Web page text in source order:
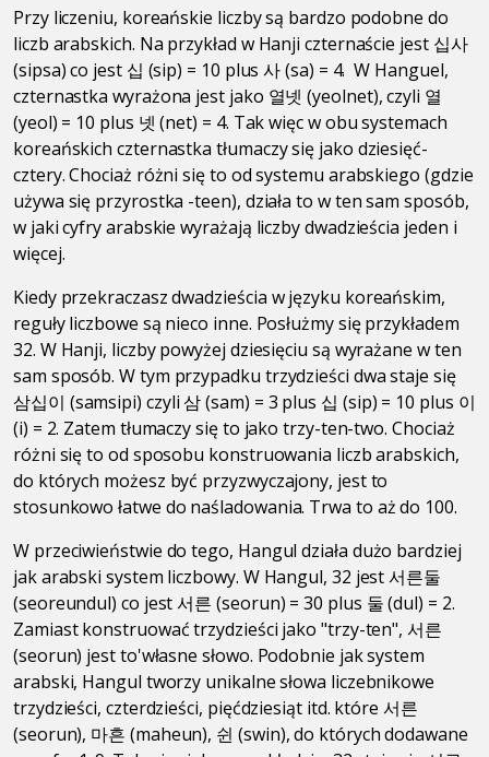
Przy liczeniu, koreańskie liczby są bardzo podobne do
liczb arabskich. Na przykład w Hanji czternaście jest 십사
(sipsa) co jest 십 (sip) = 10 plus 사 (sa) = 4. W Hanguel,
czternastka wyrażona jest jako 열넷 (yeolnet), czyli 열
(yeol) = 10 plus 넷 (net) = 4. Tak więc w obu systemach
koreańskich czternastka tłumaczy się jako dziesięć-
cztery. Chociaż różni się to od systemu arabskiego (gdzie
używa się przyrostka -teen), działa to w ten sam sposób,
w jaki cyfry arabskie wyrażają liczby dwadzieścia jeden i
więcej.
Kiedy przekraczasz dwadzieścia w języku koreańskim,
reguły liczbowe są nieco inne. Posłużmy się przykładem
32. W Hanji, liczby powyżej dziesięciu są wyrażane w ten
sam sposób. W tym przypadku trzydzieści dwa staje się
삼십이 (samsipi) czyli 삼 (sam) = 3 plus 십 (sip) = 10 plus 이
(i) = 2. Zatem tłumaczy się to jako trzy-ten-two. Chociaż
różni się to od sposobu konstruowania liczb arabskich,
do których możesz być przyzwyczajony, jest to
stosunkowo łatwe do naśladowania. Trwa to aż do 100.
W przeciwieństwie do tego, Hangul działa dużo bardziej
jak arabski system liczbowy. W Hangul, 32 jest 서른둘
(seoreundul) co jest 서른 (seorun) = 30 plus 둘 (dul) = 2.
Zamiast konstruować trzydzieści jako "trzy-ten", 서른
(seorun) jest to'własne słowo. Podobnie jak system
arabski, Hangul tworzy unikalne słowa liczebnikowe
trzydzieści, czterdzieści, pięćdziesiąt itd. które 서른
(seorun), 마흔 (maheun), 쉰 (swin), do których dodawane